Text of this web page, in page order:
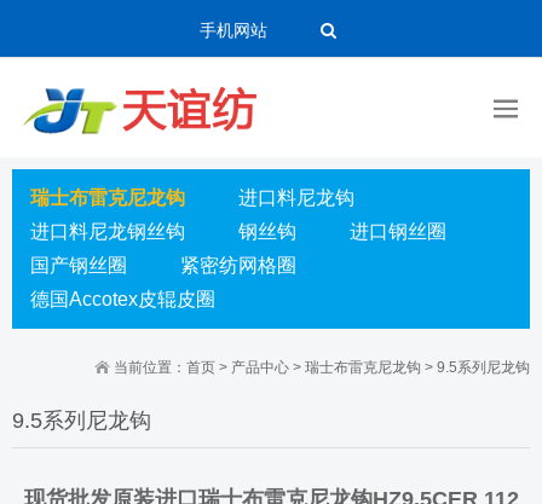
手机网站
瑞士布雷克尼龙钩
进口料尼龙钩
进口料尼龙钢丝钩
钢丝钩
进口钢丝圈
国产钢丝圈
紧密纺网格圈
德国Accotex皮辊皮圈
当前位置： 首页 > 产品中心 > 瑞士布雷克尼龙钩 > 9.5系列尼龙钩
9.5系列尼龙钩
现货批发原装进口瑞士布雷克尼龙钩HZ9.5CER 112